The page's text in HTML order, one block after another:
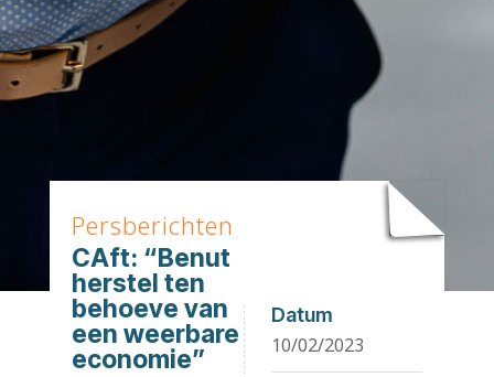
Persberichten
CAft: “Benut
herstel ten
behoeve van
een weerbare
economie”
Datum
10/02/2023